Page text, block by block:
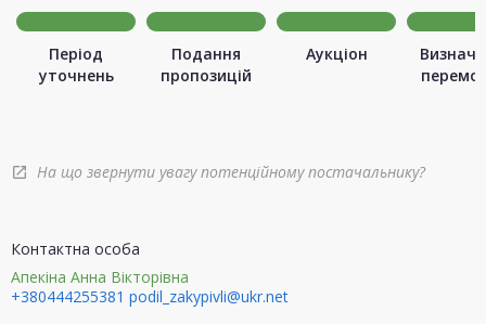
Період
уточнень
Подання
пропозицій
Аукціон
open_in_new На що звернути увагу потенційному постачальнику?
Контактна особа
Апекіна Анна Вікторівна
+380444255381 podil_zakypivli@ukr.net